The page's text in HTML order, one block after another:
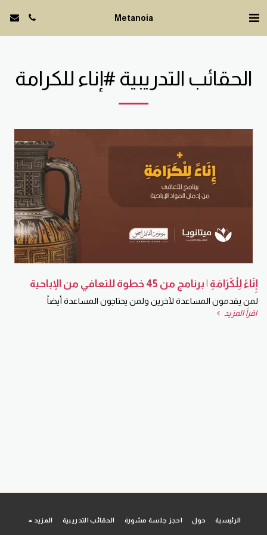
Metanoia
الحقائب التدريبية #إناء للكرامة
إِنَاءً لِلْكَرَامَةِ | برنامج من 45 خطوة للتعافي من الإباحية
لمن يقدمون المساعدة لآخرين ولمن يحتاجون المساعدة أيضاً
اقرأ المزيد
الرئيسية حول احجز جلسة مشورة الحقائب التدريبية المزيد